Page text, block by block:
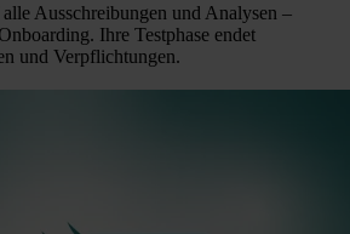
Ausschreibungen und Analysen –
Ihre Testphase endet
und Verpflichtungen.